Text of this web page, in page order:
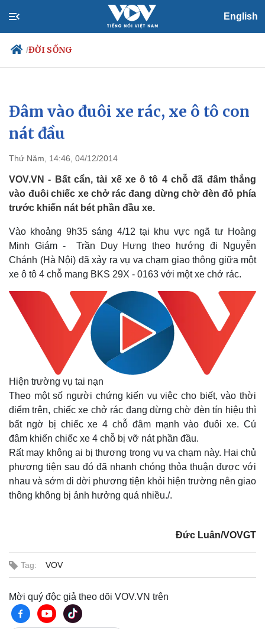
English
/ĐỜI SỐNG
Chính trị
Đảng
Tổ chức nhân sự
Nhận diện sự thật
Xã hội
Việc làm
Biển đảo
Đâm vào đuôi xe rác, xe ô tô con
nát đầu
Thứ Năm, 14:46, 04/12/2014
VOV.VN - Bất cẩn, tài xế xe ô tô 4 chỗ đã đâm thẳng
vào đuôi chiếc xe chở rác đang dừng chờ đèn đỏ phía
trước khiến nát bét phần đầu xe.
Vào khoảng 9h35 sáng 4/12 tại khu vực ngã tư Hoàng
Minh Giám - Trần Duy Hưng theo hướng đi Nguyễn
Chánh (Hà Nội) đã xảy ra vụ va chạm giao thông giữa một
xe ô tô 4 chỗ mang BKS 29X - 0163 với một xe chở rác.
Hiện trường vụ tai nạn
Theo một số người chứng kiến vụ việc cho biết, vào thời
điểm trên, chiếc xe chở rác đang dừng chờ đèn tín hiệu thì
bất ngờ bị chiếc xe 4 chỗ đâm mạnh vào đuôi xe. Cú
đâm khiến chiếc xe 4 chỗ bị vỡ nát phần đầu.
Rất may không ai bị thương trong vụ va chạm này. Hai chủ
phương tiện sau đó đã nhanh chóng thỏa thuận được với
nhau và sớm di dời phương tiện khỏi hiện trường nên giao
thông không bị ảnh hưởng quá nhiều./.
Đức Luân/VOVGT
Tag: VOV
Mời quý độc giả theo dõi VOV.VN trên